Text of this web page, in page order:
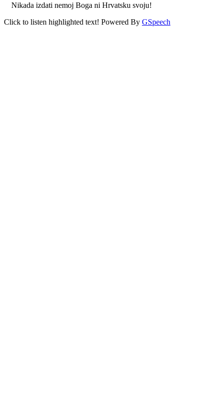
Nikada izdati nemoj Boga ni Hrvatsku svoju!
Click to listen highlighted text! Powered By GSpeech